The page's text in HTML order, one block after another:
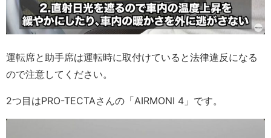
運転席と助手席は運転時に取付けていると法律違反になる
ので注意してください。
2つ目はPRO-TECTAさんの「AIRMONI 4」です。